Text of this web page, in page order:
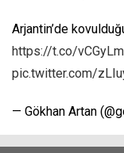
Arjantin’de
https://t.co/
pic.twitter.com/
— Gökhan Artan